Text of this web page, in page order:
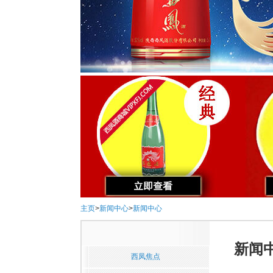
主页>新闻中心>新闻中心
西凤焦点 新闻